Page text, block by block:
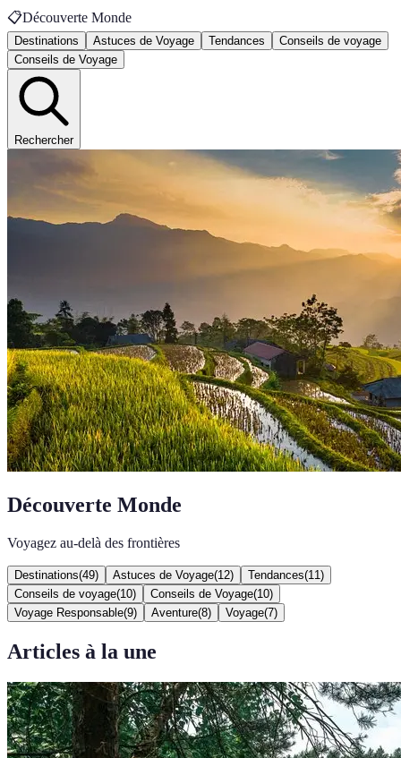
📋Découverte Monde
Destinations Astuces de Voyage Tendances
Conseils de voyage
Conseils de Voyage
Rechercher
Découverte Monde
Voyagez au-delà des frontières
Destinations(49) Astuces de Voyage(12) Tendances(11 )
Conseils de voyage(10) Conseils de Voyage(10)
Voyage Responsable(9) Aventure(8) Voyage(7)
Articles à la une